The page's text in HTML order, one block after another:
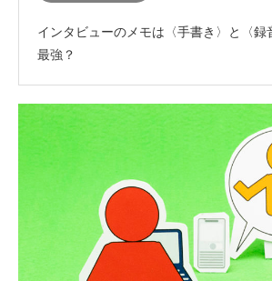
インタビューのメモは〈手書き〉と〈録
最強？